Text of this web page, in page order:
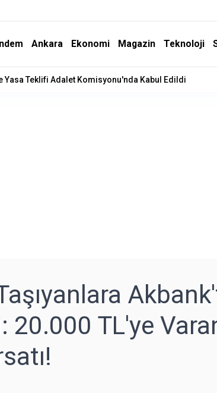
Ankara Ekonomi Magazin Teknoloji
Yasa Teklifi Adalet Komisyonu'nda Kabul Edildi
20.000 TL'ye